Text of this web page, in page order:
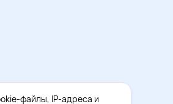
данных
файлы, IP-адреса и